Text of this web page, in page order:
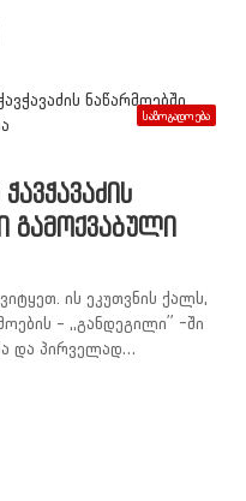
საზოგადოება
გამოქვაბული
ის ეკუთვნის ქალს,
– ,,განდეგილი” -ში
და პირველად…